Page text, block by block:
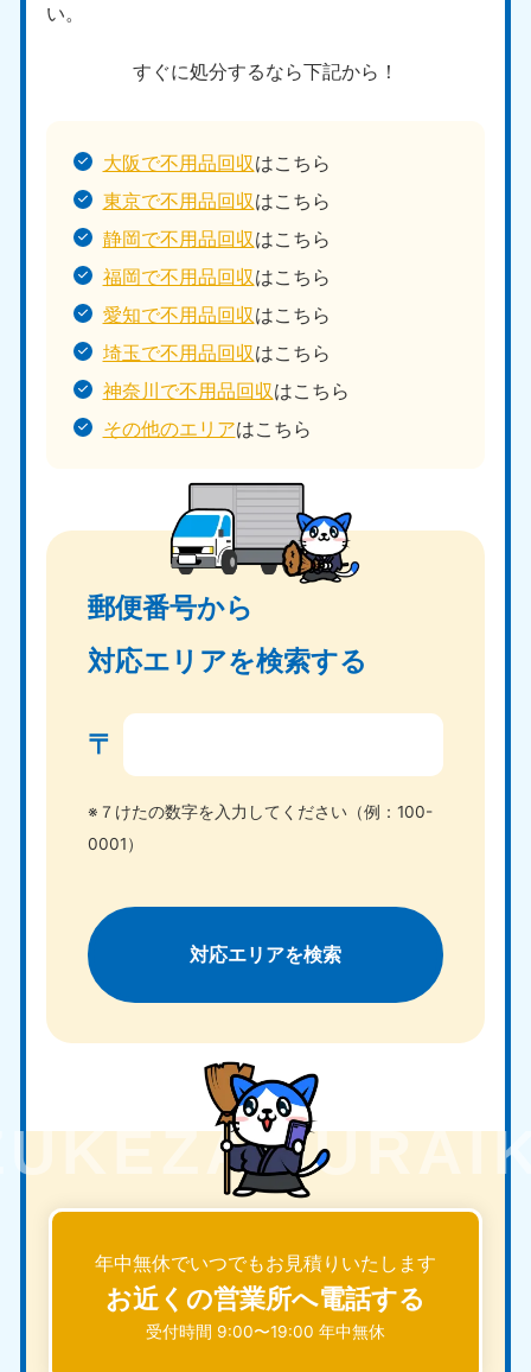
い。
すぐに処分するなら下記から！
大阪で不用品回収はこちら
東京で不用品回収はこちら
静岡で不用品回収はこちら
福岡で不用品回収はこちら
愛知で不用品回収はこちら
埼玉で不用品回収はこちら
神奈川で不用品回収はこちら
その他のエリアはこちら
郵便番号から
対応エリアを検索する
〒
※７けたの数字を入力してください（例：100-
0001）
対応エリアを検索
年中無休でいつでもお見積りいたします
お近くの営業所へ電話する
受付時間 9:00〜19:00 年中無休